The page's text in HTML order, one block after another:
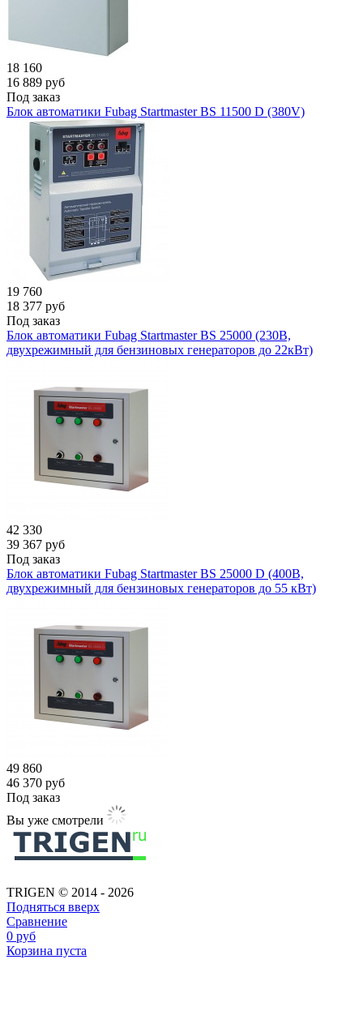
18 160
16 889 руб
Под заказ
Блок автоматики Fubag Startmaster BS 11500 D (380V)
19 760
18 377 руб
Под заказ
Блок автоматики Fubag Startmaster BS 25000 (230В,
двухрежимный для бензиновых генераторов до 22кВт)
42 330
39 367 руб
Под заказ
Блок автоматики Fubag Startmaster BS 25000 D (400В,
двухрежимный для бензиновых генераторов до 55 кВт)
49 860
46 370 руб
Под заказ
Вы уже смотрели
TRIGEN © 2014 - 2026
Подняться вверх
Сравнение
0 руб
Корзина пуста